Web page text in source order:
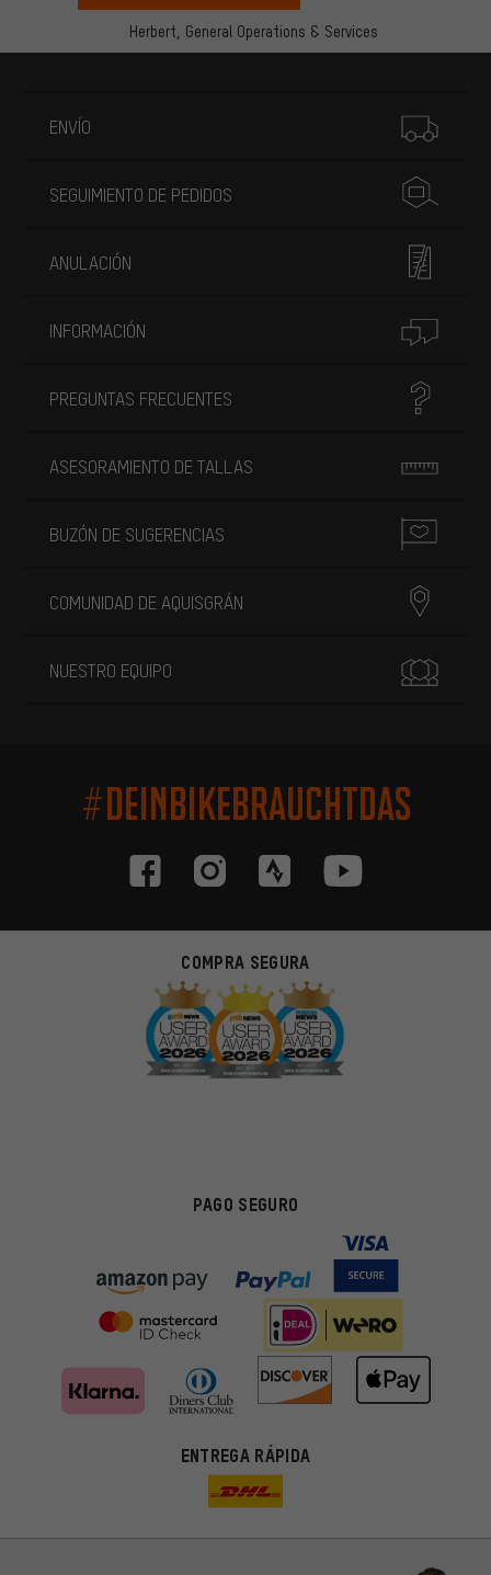
Herbert, General Operations & Services
ENVÍO
SEGUIMIENTO DE PEDIDOS
ANULACIÓN
INFORMACIÓN
PREGUNTAS FRECUENTES
ASESORAMIENTO DE TALLAS
BUZÓN DE SUGERENCIAS
COMUNIDAD DE AQUISGRÁN
NUESTRO EQUIPO
#DEINBIKEBRAUCHTDAS
COMPRA SEGURA
PAGO SEGURO
ENTREGA RÁPIDA